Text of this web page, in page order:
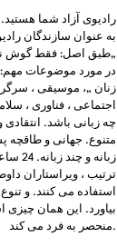
رادیوی آزاد شما هستید.
به عنوان سازندگان
„طبق اصل: فقط گوش
در مورد موضوعات
زنان „، موسیقی ،
اجتماعی ، فناوری ،
چه زبانی باشد. انتقادی
متنوع. جهانی و طاقچه
ترتیب ، ویراستاران
استفاده می کنند. و
بیاورد. این همان چیزی
منحصر به فرد می کند.